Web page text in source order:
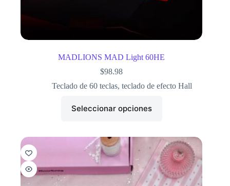
MADLIONS MAD Light 60HE
$98.98
Teclado de 60 teclas, teclado de efecto Hall
Seleccionar opciones